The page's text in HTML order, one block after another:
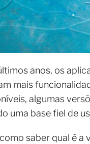
anos, os
mais
algumas
uma base fiel de
saber qual é